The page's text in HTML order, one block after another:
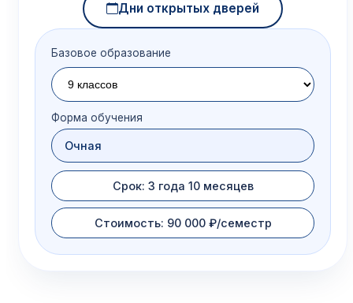
Дни открытых дверей
Базовое образование
Форма обучения
Очная
Срок: 3 года 10 месяцев
Стоимость: 90 000 ₽/семестр